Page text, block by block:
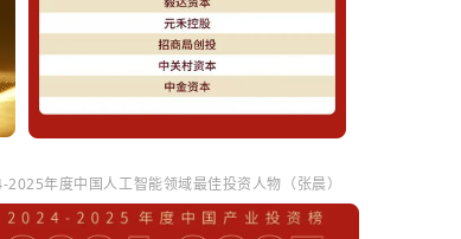
2025年度中国人工智能领域最佳投资人物（张晨）